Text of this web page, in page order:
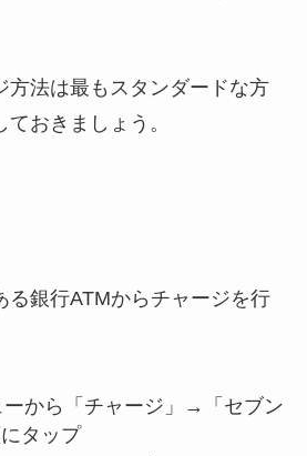
方法は最もスタンダードな方
おきましょう。
る銀行ATMからチャージを行
ーから「チャージ」→「セブン
タップ